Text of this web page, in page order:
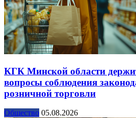
КГК Минской области
вопросы соблюдения
розничной торговли
Общество 05.08.2026